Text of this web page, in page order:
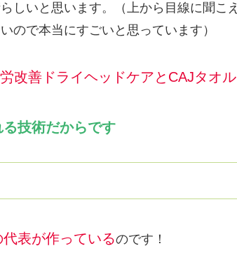
しいと思います。（上から目線に聞こえ
ので本当にすごいと思っています）
改善ドライヘッドケアとCAJタオル
技術だからです
代表が作っているのです！